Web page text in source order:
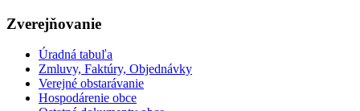
Zverejňovanie
Úradná tabuľa
Zmluvy, Faktúry, Objednávky
Verejné obstarávanie
Hospodárenie obce